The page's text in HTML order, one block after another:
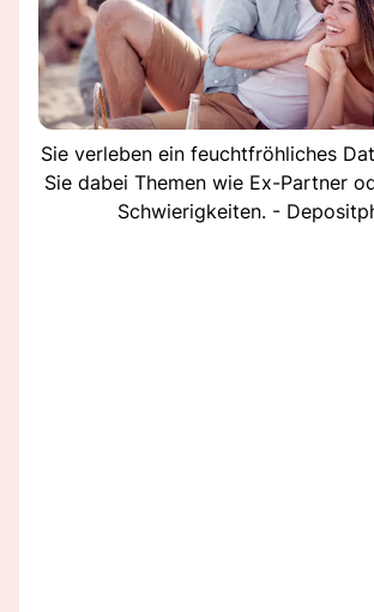
Sie verleben ein feuchtfröhliches
Sie dabei Themen wie Ex-Partner
Schwierigkeiten. -